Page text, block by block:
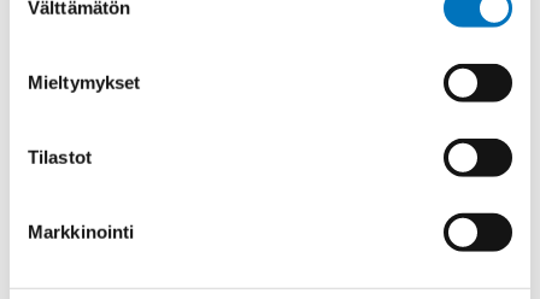
valinta
Välttämätön
Mieltymykset
Tilastot
Markkinointi
Ohjauskaapeli ÖPVC-JZ 4G10